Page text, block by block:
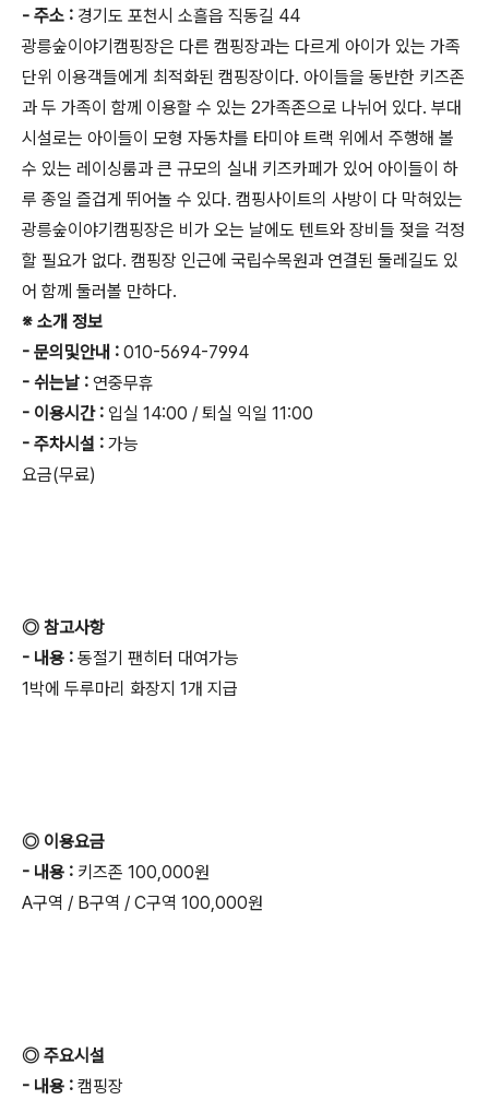
- 주소 : 경기도 포천시 소흘읍 직동길 44
광릉숲이야기캠핑장은 다른 캠핑장과는 다르게 아이가 있는 가족
단위 이용객들에게 최적화된 캠핑장이다. 아이들을 동반한 키즈존
과 두 가족이 함께 이용할 수 있는 2가족존으로 나뉘어 있다. 부대
시설로는 아이들이 모형 자동차를 타미야 트랙 위에서 주행해 볼
수 있는 레이싱룸과 큰 규모의 실내 키즈카페가 있어 아이들이 하
루 종일 즐겁게 뛰어놀 수 있다. 캠핑사이트의 사방이 다 막혀있는
광릉숲이야기캠핑장은 비가 오는 날에도 텐트와 장비들 젖을 걱정
할 필요가 없다. 캠핑장 인근에 국립수목원과 연결된 둘레길도 있
어 함께 둘러볼 만하다.
※ 소개 정보
- 문의및안내 : 010-5694-7994
- 쉬는날 : 연중무휴
- 이용시간 : 입실 14:00 / 퇴실 익일 11:00
- 주차시설 : 가능
요금(무료)
◎ 참고사항
- 내용 : 동절기 팬히터 대여가능
1박에 두루마리 화장지 1개 지급
◎ 이용요금
- 내용 : 키즈존 100,000원
A구역 / B구역 / C구역 100,000원
◎ 주요시설
- 내용 : 캠핑장